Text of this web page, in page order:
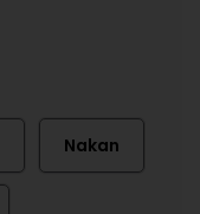
Nakan